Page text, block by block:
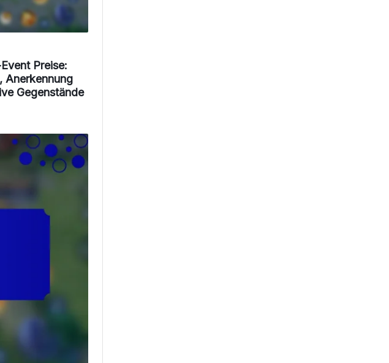
Preise:
Anerkennung
Gegenstände